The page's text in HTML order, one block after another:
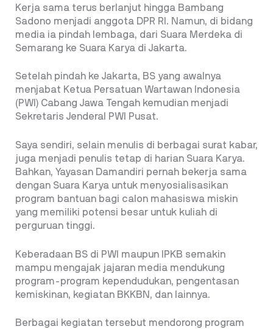
Kerja sama terus berlanjut hingga Bambang
Sadono menjadi anggota DPR RI. Namun, di bidang
media ia pindah lembaga, dari Suara Merdeka di
Semarang ke Suara Karya di Jakarta.
Setelah pindah ke Jakarta, BS yang awalnya
menjabat Ketua Persatuan Wartawan Indonesia
(PWI) Cabang Jawa Tengah kemudian menjadi
Sekretaris Jenderal PWI Pusat.
Saya sendiri, selain menulis di berbagai surat kabar,
juga menjadi penulis tetap di harian Suara Karya.
Bahkan, Yayasan Damandiri pernah bekerja sama
dengan Suara Karya untuk menyosialisasikan
program bantuan bagi calon mahasiswa miskin
yang memiliki potensi besar untuk kuliah di
perguruan tinggi.
Keberadaan BS di PWI maupun IPKB semakin
mampu mengajak jajaran media mendukung
program-program kependudukan, pengentasan
kemiskinan, kegiatan BKKBN, dan lainnya.
Berbagai kegiatan tersebut mendorong program